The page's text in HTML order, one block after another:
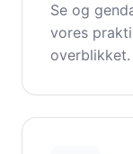
Se og
vores
overblikket.